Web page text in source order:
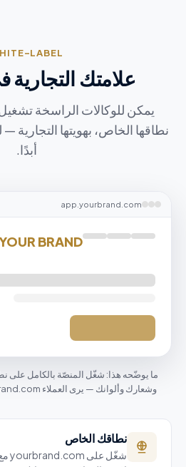
LABEL
علامتك التجارية
يمكن للوكالات الراسخة
أبدًا.
app.yourbrand.com
BRAND
ما يوضّحه هذا: شغّل المنصّة بالكامل على
وشعارك وألوانك — يرى العملاء app.yourbrand.com وليس GREM.
نطاقك الخاص